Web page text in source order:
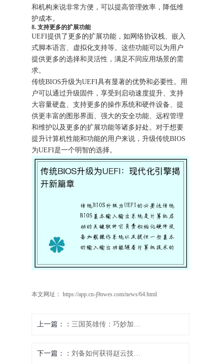
和机构来说非常方便，可以提高管理效率，降低维
护成本。
8. 支持更多的扩展功能
UEFI提供了更多的扩展功能，如网络协议栈、嵌入
式脚本语言、虚拟化支持等。这些功能可以为用户
提供更多的选择和灵活性，满足不同应用场景的需
求。
传统BIOS升级为UEFI具有显著的优势和必要性。用
户可以通过升级固件，享受到启动速度提升、支持
大容量硬盘、支持更多的操作系统和硬件设备、提
供更丰富的图形界面、强大的安全功能、远程管理
和维护以及更多的扩展功能等诸多好处。对于想要
提升计算机性能和功能的用户来说，升级传统BIOS
为UEFI是一个明智的选择。
本文网址： https://app.cn-j9nwes.com/news/64.html
上一篇： 三国英雄传：巧妙加点策略
下一篇： 刘备如何获得赵云技能点